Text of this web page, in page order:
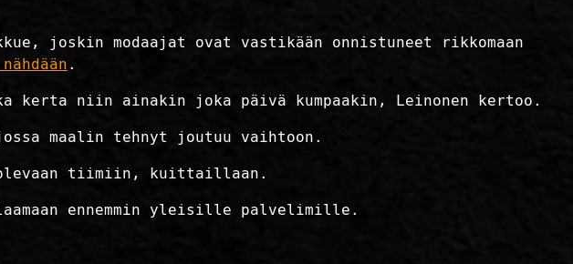
joskin modaajat ovat vastikään onnistuneet rikkomaan
.
kerta niin ainakin joka päivä kumpaakin, Leinonen kertoo.
maalin tehnyt joutuu vaihtoon.
olevaan tiimiin, kuittaillaan.
ennemmin yleisille palvelimille.